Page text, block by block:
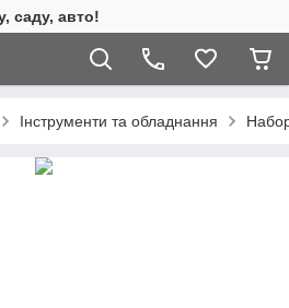
саду, авто!
Інструменти та обладнання